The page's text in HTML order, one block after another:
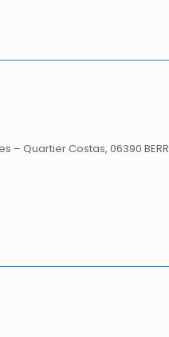
Quartier Costas, 06390 BERRE